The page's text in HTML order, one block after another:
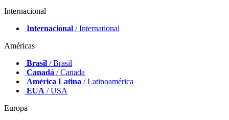
Internacional
Internacional / International
Américas
Brasil / Brasil
Canadá / Canada
América Latina / Latinoamérica
EUA / USA
Europa